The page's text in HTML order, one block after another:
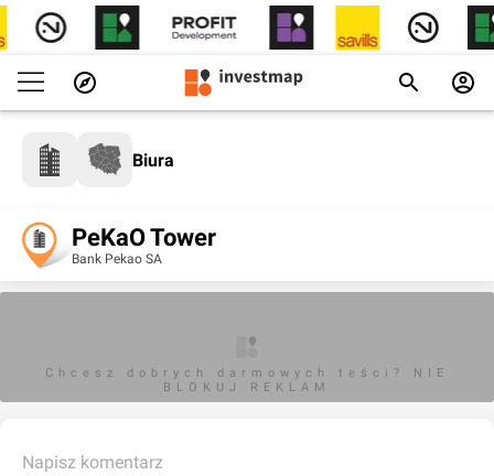
Biura
PeKaO Tower
Bank Pekao SA
Chcesz dobrych darmowych teści? NIE
BLOKUJ REKLAM
Napisz komentarz